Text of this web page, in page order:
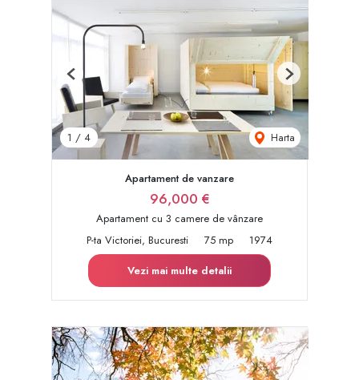
1 / 4 Harta
Previous Next
Apartament de vanzare
96,000 €
Apartament cu 3 camere de vânzare
P-ta Victoriei, Bucuresti
75 mp
1974
Vezi mai multe detalii